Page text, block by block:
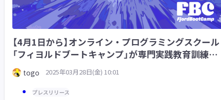
【4月1日から】オンライン・プログラミングスクール
「フィヨルドブートキャンプ」が専門実践教育訓練給
付金の対象コースを開講！それを記念してキャンペ
ンを開催します！
togo 2025年03月28日(金) 10:01
プレスリリース